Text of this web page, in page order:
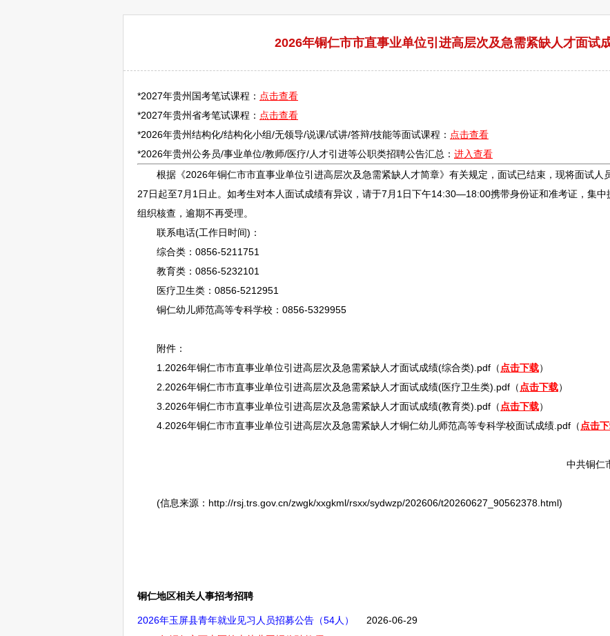
2026年铜仁市市直事业单位引进高层次及急需紧缺人才面试
*2027年贵州国考笔试课程： 点击查看
*2027年贵州省考笔试课程： 点击查看
*2026年贵州结构化/结构化小组/无领导/说课/试讲/答辩/技能等面试课程： 点击查看
*2026年贵州公务员/事业单位/教师/医疗/人才引进等公职类招聘公告汇总： 进入查看
根据《2026年铜仁市市直事业单位引进高层次及急需紧缺人才简章》有关规定，面试已结束，现将面试人
27日起至7月1日止。如考生对本人面试成绩有异议，请于7月1日下午14:30—18:00携带身份证和准考证，集
组织核查，逾期不再受理。
联系电话(工作日时间)：
综合类：0856-5211751
教育类：0856-5232101
医疗卫生类：0856-5212951
铜仁幼儿师范高等专科学校：0856-5329955
附件：
1.2026年铜仁市市直事业单位引进高层次及急需紧缺人才面试成绩(综合类).pdf（ 点击下载）
2.2026年铜仁市市直事业单位引进高层次及急需紧缺人才面试成绩(医疗卫生类).pdf（ 点击下载）
3.2026年铜仁市市直事业单位引进高层次及急需紧缺人才面试成绩(教育类).pdf（ 点击下载）
4.2026年铜仁市市直事业单位引进高层次及急需紧缺人才铜仁幼儿师范高等专科学校面试成绩.pdf（ 点击
中共铜仁
(信息来源：http://rsj.trs.gov.cn/zwgk/xxgkml/rsxx/sydwzp/202606/t20260627_90562378.html)
铜仁地区相关人事招考招聘
2026年玉屏县青年就业见习人员招募公告（54人）
2026-06-29